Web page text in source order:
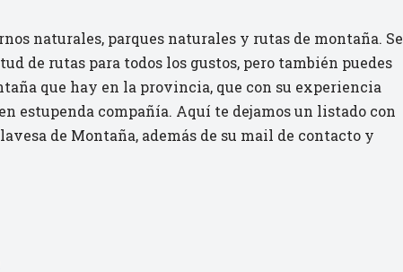
naturales, parques naturales y rutas de montaña. Se
de rutas para todos los gustos, pero también puedes
que hay en la provincia, que con su experiencia
estupenda compañía. Aquí te dejamos un listado con
de Montaña, además de su mail de contacto y